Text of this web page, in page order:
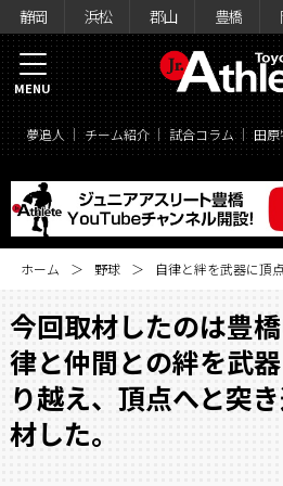
静岡 浜松 郡山 豊橋
夢追人 チーム紹介 試合コラム 田原
MENU
ホーム 野球 自律と絆を武器に頂
今回取材したのは豊
律と仲間との絆を武
り越え、頂点へと突
材した。